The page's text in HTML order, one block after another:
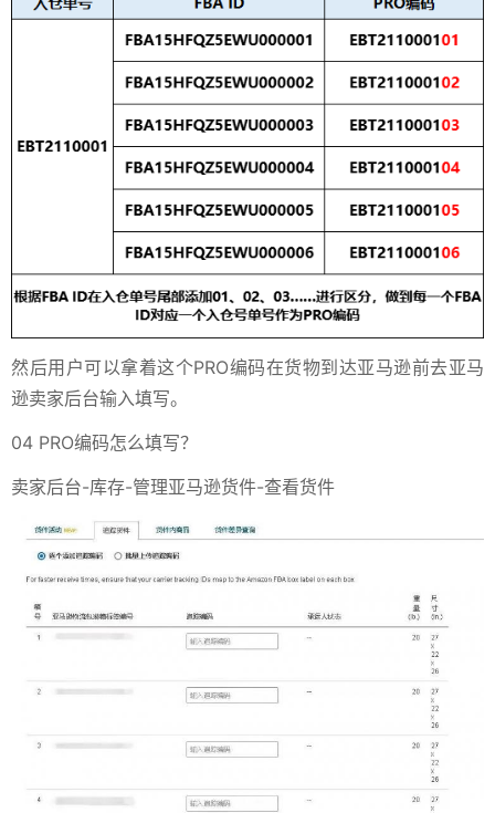
然后用户可以拿着这个PRO编码在货物到达亚马逊前去亚马
逊卖家后台输入填写。
04 PRO编码怎么填写？
卖家后台-库存-管理亚马逊货件-查看货件